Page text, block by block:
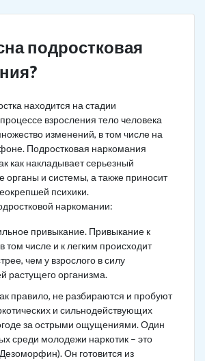
подростковая
находится на стадии
взросления тело человека
изменений, в том числе на
Подростковая наркомания
как накладывает серьезный
органы и системы, а также приносит
психики.
наркомании:
привыкание. Привыкание к
том числе и к легким происходит
чем у взрослого в силу
растущего организма.
правило, не разбираются и пробуют
и сильнодействующих
за острыми ощущениями. Один
среди молодежи наркотик – это
Он готовится из